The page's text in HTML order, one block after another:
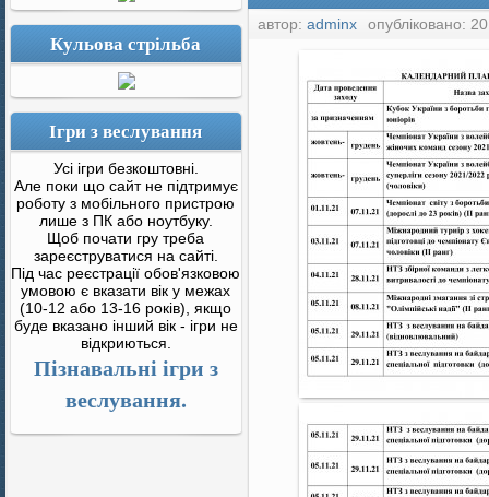
Кульова стрільба
Ігри з веслування
Усі ігри безкоштовні.
Але поки що сайт не підтримує
роботу з мобільного пристрою
лише з ПК або ноутбуку.
Щоб почати гру треба
зареєструватися на сайті.
Під час реєстрації обов'язковою
умовою є вказати вік у межах
(10-12 або 13-16 років), якщо
буде вказано інший вік - ігри не
відкриються.
Пізнавальні ігри з
веслування.
автор: adminx опубліковано: